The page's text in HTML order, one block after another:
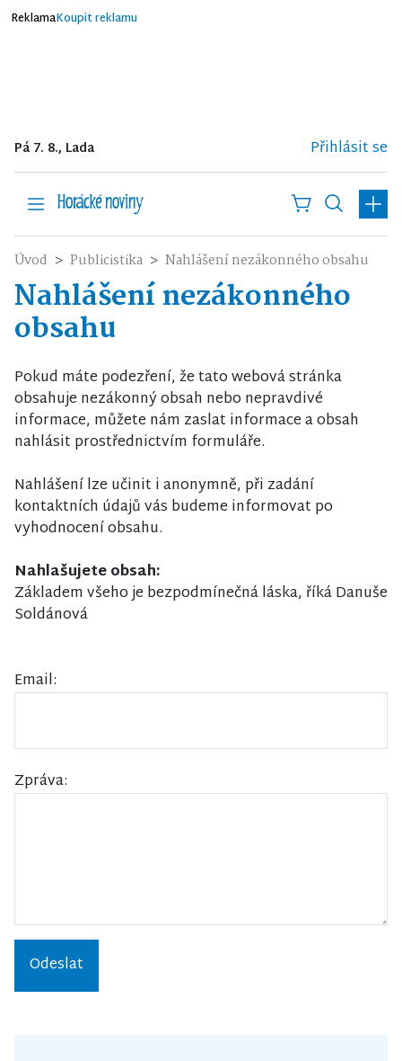
ReklamaKoupit reklamu
Pá 7. 8., Lada Přihlásit se
Úvod Publicistika Nahlášení nezákonného obsahu
Nahlášení nezákonného
obsahu
Pokud máte podezření, že tato webová stránka
obsahuje nezákonný obsah nebo nepravdivé
informace, můžete nám zaslat informace a obsah
nahlásit prostřednictvím formuláře.
Nahlášení lze učinit i anonymně, při zadání
kontaktních údajů vás budeme informovat po
vyhodnocení obsahu.
Nahlašujete obsah:
Základem všeho je bezpodmínečná láska, říká Danuše
Soldánová
Email:
Zpráva:
Odeslat